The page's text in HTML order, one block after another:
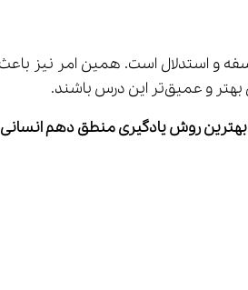
بهترین روش یادگیری منطقدهم انسانی